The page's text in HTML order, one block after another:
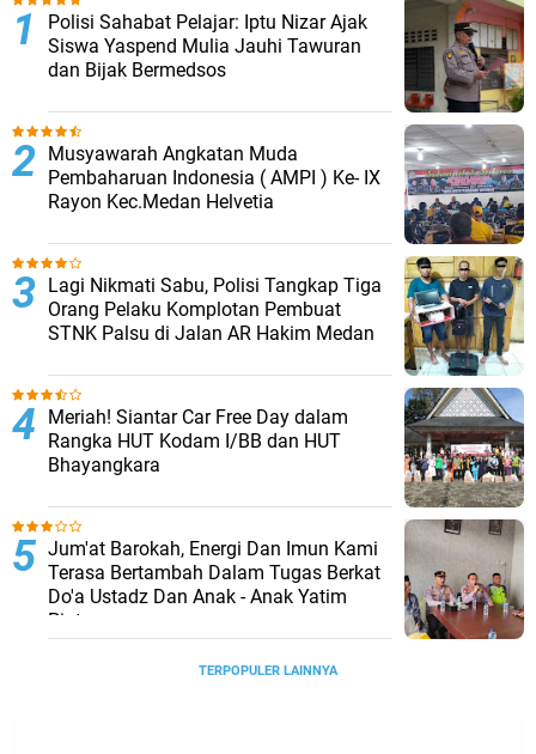
Polisi Sahabat Pelajar: Iptu Nizar Ajak
Siswa Yaspend Mulia Jauhi Tawuran
dan Bijak Bermedsos
Musyawarah Angkatan Muda
Pembaharuan Indonesia ( AMPI ) Ke- IX
Rayon Kec.Medan Helvetia
Lagi Nikmati Sabu, Polisi Tangkap Tiga
Orang Pelaku Komplotan Pembuat
STNK Palsu di Jalan AR Hakim Medan
Meriah! Siantar Car Free Day dalam
Rangka HUT Kodam I/BB dan HUT
Bhayangkara
Jum'at Barokah, Energi Dan Imun Kami
Terasa Bertambah Dalam Tugas Berkat
Do'a Ustadz Dan Anak - Anak Yatim
Piatu
TERPOPULER LAINNYA